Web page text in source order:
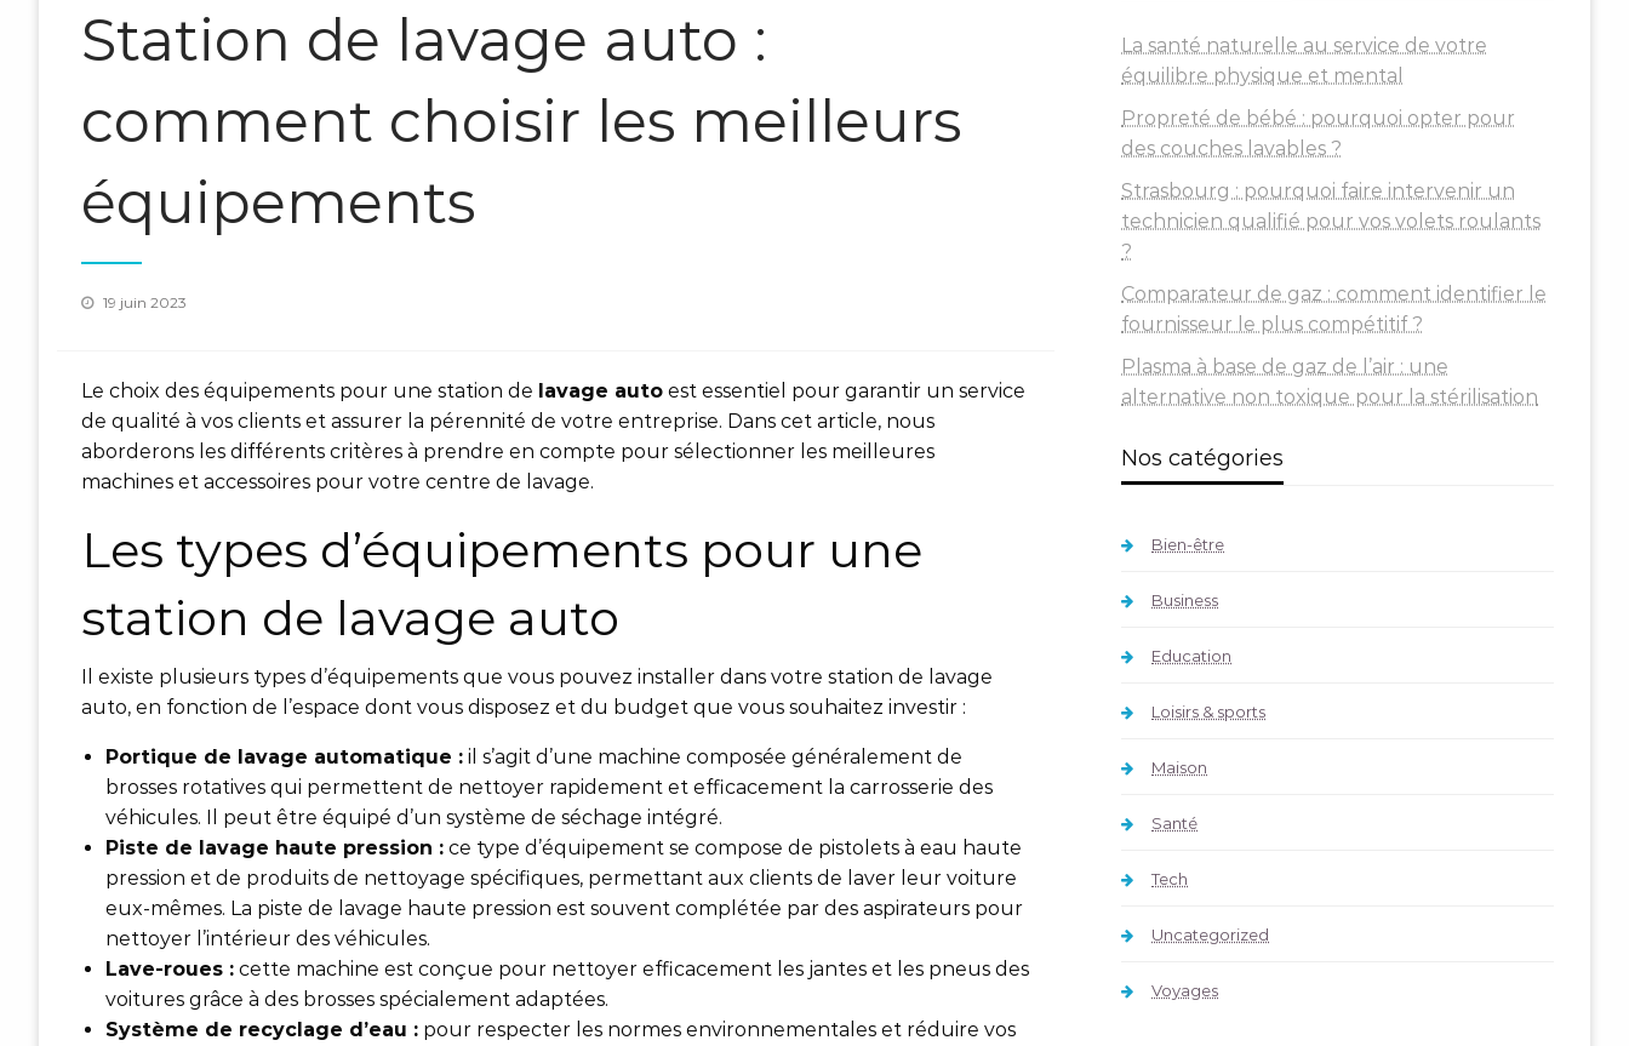
Station de lavage auto :
comment choisir les meilleurs
équipements
Posted
19 juin 2023
Le choix des équipements pour une station de lavage auto est essentiel pour garantir un service
de qualité à vos clients et assurer la pérennité de votre entreprise. Dans cet article, nous
aborderons les différents critères à prendre en compte pour sélectionner les meilleures
machines et accessoires pour votre centre de lavage.
Les types d’équipements pour une
station de lavage auto
Il existe plusieurs types d’équipements que vous pouvez installer dans votre station de lavage
auto, en fonction de l’espace dont vous disposez et du budget que vous souhaitez investir :
Portique de lavage automatique : il s’agit d’une machine composée généralement de
brosses rotatives qui permettent de nettoyer rapidement et efficacement la carrosserie des
véhicules. Il peut être équipé d’un système de séchage intégré.
Piste de lavage haute pression : ce type d’équipement se compose de pistolets à eau haute
pression et de produits de nettoyage spécifiques, permettant aux clients de laver leur voiture
eux-mêmes. La piste de lavage haute pression est souvent complétée par des aspirateurs pour
nettoyer l’intérieur des véhicules.
Lave-roues : cette machine est conçue pour nettoyer efficacement les jantes et les pneus des
voitures grâce à des brosses spécialement adaptées.
Système de recyclage d’eau : pour respecter les normes environnementales et réduire vos
La santé naturelle au service de votre
équilibre physique et mental
Propreté de bébé : pourquoi opter pour
des couches lavables ?
Strasbourg : pourquoi faire intervenir un
technicien qualifié pour vos volets roulants
?
Comparateur de gaz : comment identifier le
fournisseur le plus compétitif ?
Plasma à base de gaz de l’air : une
alternative non toxique pour la stérilisation
Nos catégories
Bien-être
Business
Education
Loisirs & sports
Maison
Santé
Tech
Uncategorized
Voyages